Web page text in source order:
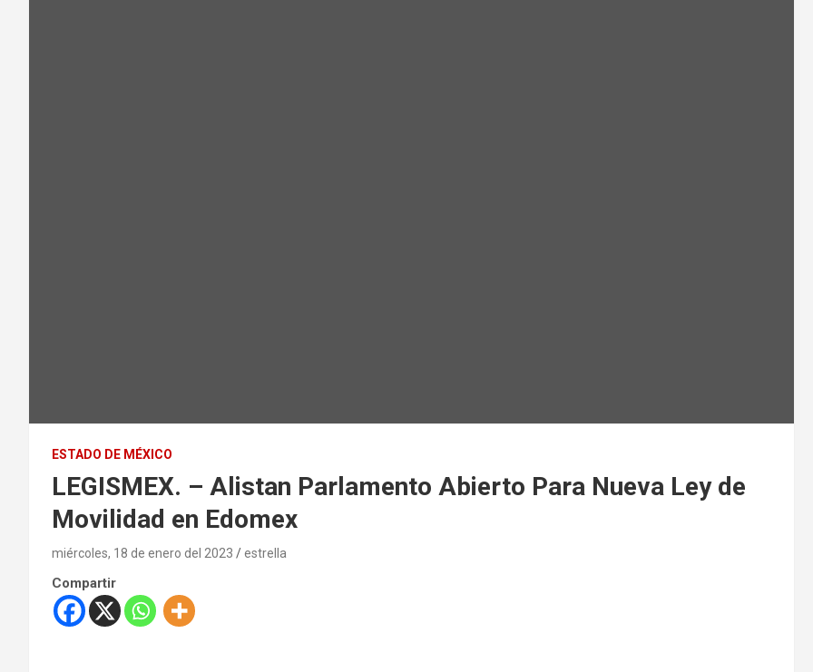
ESTADO DE MÉXICO
LEGISMEX. – Alistan Parlamento Abierto Para Nueva Ley de
Movilidad en Edomex
miércoles, 18 de enero del 2023 estrella
Compartir